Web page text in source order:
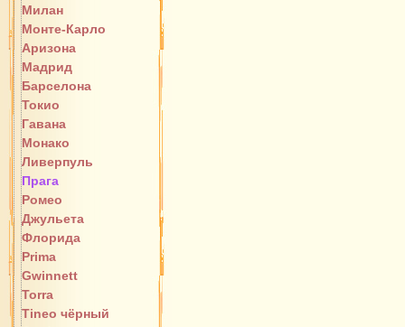
Милан
Монте-Карло
Аризона
Мадрид
Барселона
Токио
Гавана
Монако
Ливерпуль
Прага
Ромео
Джульета
Флорида
Prima
Gwinnett
Torra
Tineo чёрный